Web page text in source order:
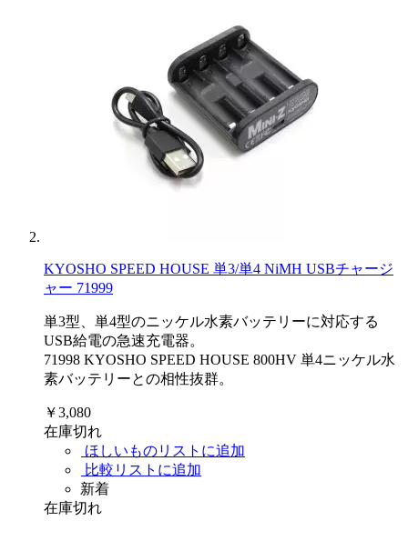
KYOSHO SPEED HOUSE 単3/単4 NiMH USBチャージ
ャー 71999
単3型、単4型のニッケル水素バッテリーに対応する
USB給電の急速充電器。
71998 KYOSHO SPEED HOUSE 800HV 単4ニッケル水
素バッテリーとの相性抜群。
￥3,080
在庫切れ
ほしいものリストに追加
比較リストに追加
新着
在庫切れ